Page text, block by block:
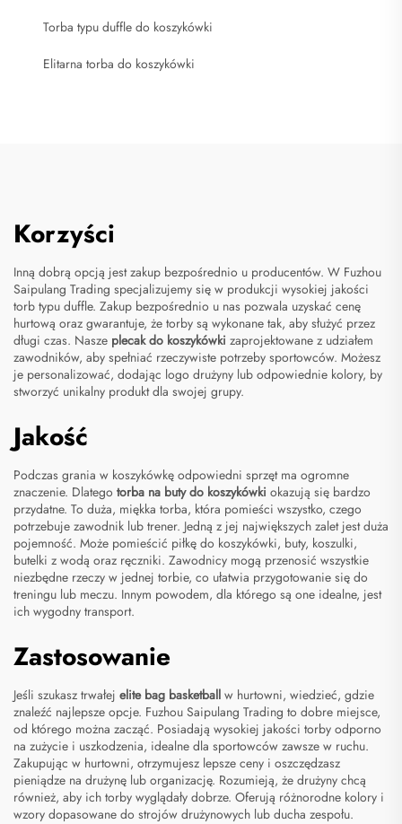
Torba typu duffle do koszykówki
Elitarna torba do koszykówki
Korzyści
Inną dobrą opcją jest zakup bezpośrednio u producentów. W Fuzhou
Saipulang Trading specjalizujemy się w produkcji wysokiej jakości
torb typu duffle. Zakup bezpośrednio u nas pozwala uzyskać cenę
hurtową oraz gwarantuje, że torby są wykonane tak, aby służyć przez
długi czas. Nasze plecak do koszykówki zaprojektowane z udziałem
zawodników, aby spełniać rzeczywiste potrzeby sportowców. Możesz
je personalizować, dodając logo drużyny lub odpowiednie kolory, by
stworzyć unikalny produkt dla swojej grupy.
Jakość
Podczas grania w koszykówkę odpowiedni sprzęt ma ogromne
znaczenie. Dlatego torba na buty do koszykówki okazują się bardzo
przydatne. To duża, miękka torba, która pomieści wszystko, czego
potrzebuje zawodnik lub trener. Jedną z jej największych zalet jest duża
pojemność. Może pomieścić piłkę do koszykówki, buty, koszulki,
butelki z wodą oraz ręczniki. Zawodnicy mogą przenosić wszystkie
niezbędne rzeczy w jednej torbie, co ułatwia przygotowanie się do
treningu lub meczu. Innym powodem, dla którego są one idealne, jest
ich wygodny transport.
Zastosowanie
Jeśli szukasz trwałej elite bag basketball w hurtowni, wiedzieć, gdzie
znaleźć najlepsze opcje. Fuzhou Saipulang Trading to dobre miejsce,
od którego można zacząć. Posiadają wysokiej jakości torby odporno
na zużycie i uszkodzenia, idealne dla sportowców zawsze w ruchu.
Zakupując w hurtowni, otrzymujesz lepsze ceny i oszczędzasz
pieniądze na drużynę lub organizację. Rozumieją, że drużyny chcą
również, aby ich torby wyglądały dobrze. Oferują różnorodne kolory i
wzory dopasowane do strojów drużynowych lub ducha zespołu.